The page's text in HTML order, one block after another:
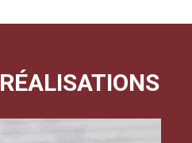
RÉALISATIONS